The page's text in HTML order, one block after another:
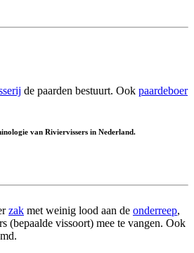
de paarden bestuurt. Ook paardeboer
van Riviervissers in Nederland.
zak met weinig lood aan de onderreep,
(bepaalde vissoort) mee te vangen. Ook